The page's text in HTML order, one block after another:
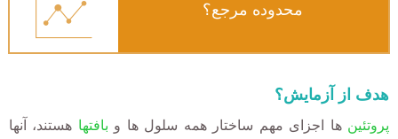
محدوده مرجع؟
هدف از آزمایش؟
پروتئین ها اجزای مهم ساختار همه سلول ها و بافتها هستند، آنها